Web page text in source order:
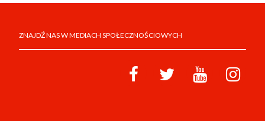
ZNAJDŹ NAS W MEDIACH SPOŁECZNOŚCIOWYCH